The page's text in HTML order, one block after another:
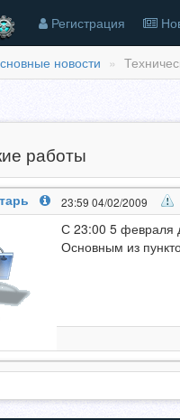
Регистрация
новости
работы
23:59 04/02/2009
С 23:00 5 февраля
Основным из